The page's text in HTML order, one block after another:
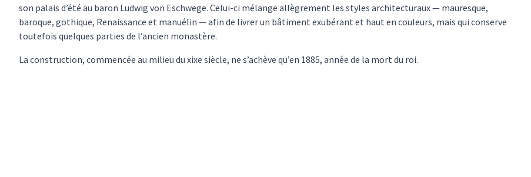
son palais d’été au baron Ludwig von Eschwege. Celui-ci mélange allègrement les styles architecturaux — mauresque,
baroque, gothique, Renaissance et manuélin — afin de livrer un bâtiment exubérant et haut en couleurs, mais qui conserve
toutefois quelques parties de l’ancien monastère.
La construction, commencée au milieu du xixe siècle, ne s’achève qu’en 1885, année de la mort du roi.